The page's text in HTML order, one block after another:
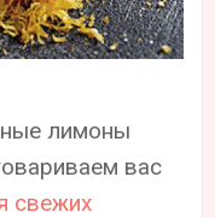
лимоны
вас
свежих